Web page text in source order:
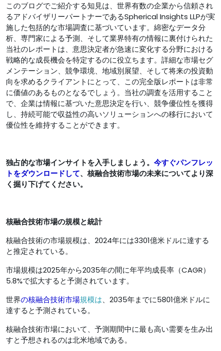
このブログでご紹介する知見は、世界有数の企業から信頼され
るアドバイザリーパートナーであるSpherical Insights LLPが実
施した包括的な市場調査に基づいています。綿密なデータ分
析、専門家による予測、そして業界特有の情報に裏付けられた
当社のレポートは、意思決定者が急速に変化する分野における
戦略的な成長機会を特定するのに役立ちます。詳細な市場セグ
メンテーション、競争環境、地域別展望、そして将来の投資動
向を求めるクライアントにとって、この完全版レポートは非​​常
に価値のあるものとなるでしょう。当社の調査を活用すること
で、企業は情報に基づいた意思決定を行い、競争優位性を獲得
し、持続可能で収益性の高いソリューションへの移行において
優位性を維持することができます。
独占的な市場インサイトを入手しましょう。 今すぐパンフレッ
トをダウンロードして、核融合技術市場の未来についてより深
く掘り下げてください。
核融合技術市場の規模と統計
核融合技術の市場規模は、2024年には3301億米ドルに達する
と推定されている。
市場規模は2025年から2035年の間に年平均成長率（CAGR）
5.8%で拡大すると予測されています。
世界の核融合技術市場規模は、2035年までに5801億米ドルに
達すると予測されている。
核融合技術市場において、予測期間中に最も高い需要を生み出
すと予想されるのは北米地域である。